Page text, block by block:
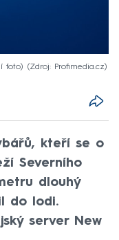
foto) Zdroj: Profimedia.cz
kteří se o
Severního
dlouhý
do lodi.
server New